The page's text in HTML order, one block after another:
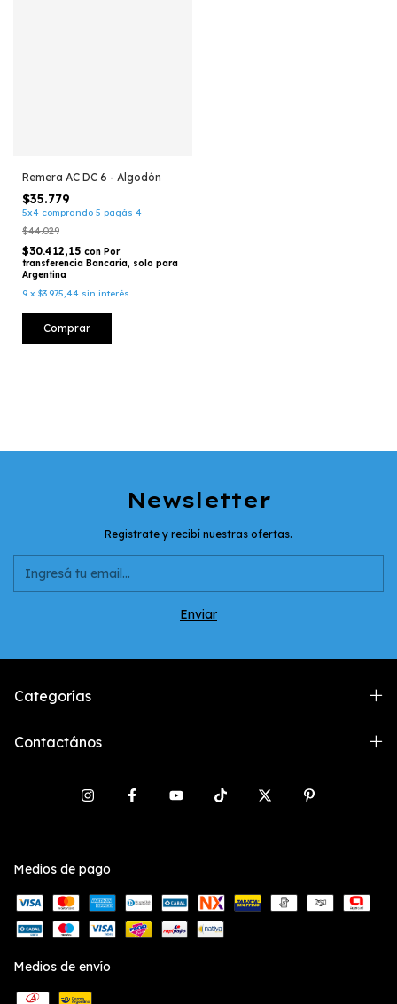
Remera AC DC 6 - Algodón
$35.779
5x4 comprando 5 pagás 4
$44.029
$30.412,15 con Por
transferencia Bancaria, solo para
Argentina
9 x $3.975,44 sin interés
Comprar
Newsletter
Registrate y recibí nuestras ofertas.
Categorías
Contactános
Medios de pago
Medios de envío